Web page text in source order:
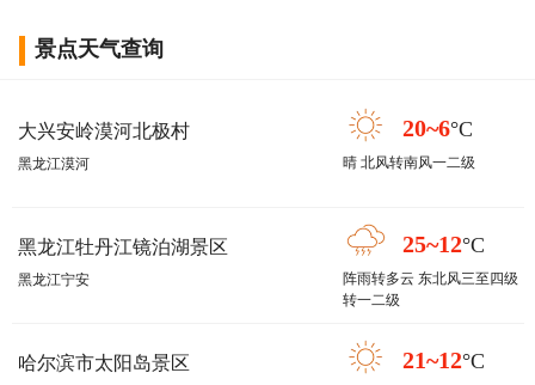
景点天气查询
大兴安岭漠河北极村
黑龙江漠河
20~6°C
晴 北风转南风一二级
黑龙江牡丹江镜泊湖景区
黑龙江宁安
25~12°C
阵雨转多云 东北风三至四级
转一二级
哈尔滨市太阳岛景区 21~12°C